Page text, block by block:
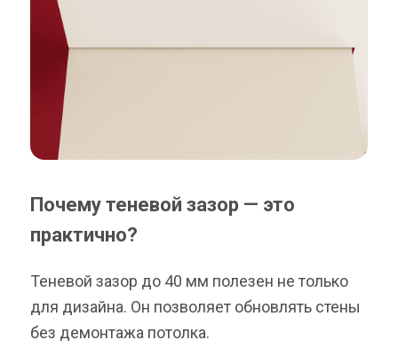
Почему теневой зазор — это
практично?
Теневой зазор до 40 мм полезен не только
для дизайна. Он позволяет обновлять стены
без демонтажа потолка.